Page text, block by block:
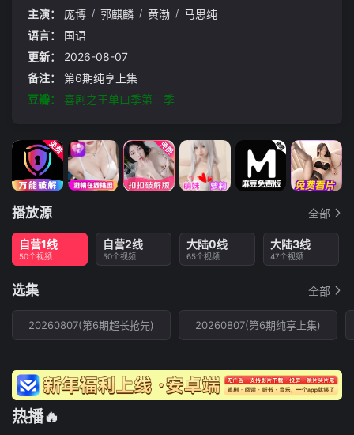
主演：
庞博 / 郭麒麟 / 黄渤 / 马思纯
语言：
国语
更新：
2026-08-07
备注：
第6期纯享上集
豆瓣：
喜剧之王单口季第三季
播放源 全部
自营1线
50个视频
自营2线
50个视频
大陆0线
65个视频
大陆3线
47个视频
选集 全部
20260807(第6期超长抢先) 20260807(第6期纯享上集)
热播🔥